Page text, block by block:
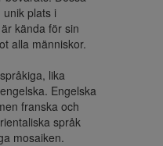
plats i
kända för sin
alla människor.
lika
Engelska
franska och
språk
mosaiken.